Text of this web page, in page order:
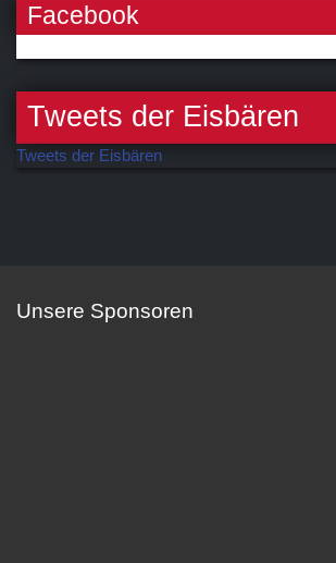
Facebook
Tweets der Eisbären
Tweets der Eisbären
Unsere Sponsoren